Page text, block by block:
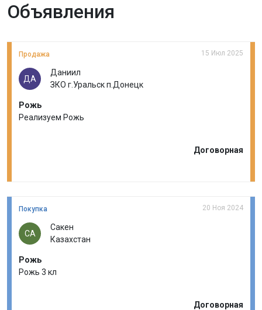
Объявления
Продажа 15 Июл 2025
ДА
Даниил
ЗКО г.Уральск п.Донецк
Рожь
Реализуем Рожь
Договорная
Покупка 20 Ноя 2024
СА
Сакен
Казахстан
Рожь
Рожь 3 кл
Договорная